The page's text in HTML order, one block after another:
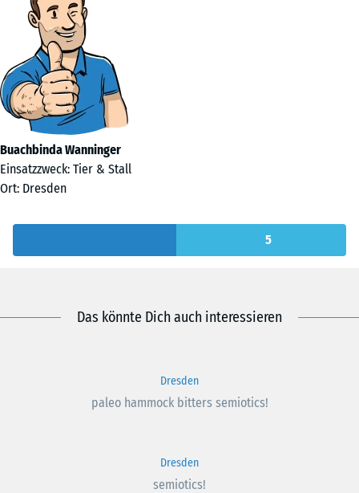
Buachbinda Wanninger
Einsatzzweck: Tier & Stall
Ort: Dresden
5
Das könnte Dich auch interessieren
Dresden
paleo hammock bitters semiotics!
Dresden
semiotics!